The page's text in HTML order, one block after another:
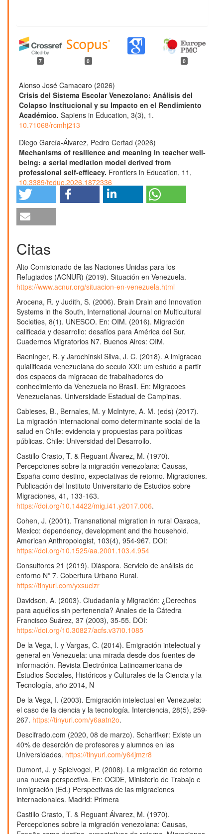
7 0 0
Alonso José Camacaro (2026)
Crisis del Sistema Escolar Venezolano: Análisis del
Colapso Institucional y su Impacto en el Rendimiento
Académico. Sapiens in Education, 3(3), 1.
10.71068/rcmhj213
Diego García-Álvarez, Pedro Certad (2026)
Mechanisms of resilience and meaning in teacher well-
being: a serial mediation model derived from
professional self-efficacy. Frontiers in Education, 11 ,
10.3389/feduc.2026.1872336
Viviana Vallejos Garcías, Lilian Castro Durán (2023)
Educación inclusiva.
Humanities Review / Revista Internacional de
Tulio Ramírez, Audy Salcedo (2025)
La falta de generación de relevo docente, un daño
colateral de la crisis venezolana.European Public &
Social Innovation Review,11,1.
Viviana Vallejos Garcías, Lilian Castro Durán (2023)
Educación inclusiva.HUMAN REVIEW. International
Humanities Review / Revista Internacional De
Humanidades,17(2),1.
10.37819/revhuman.v17i2.1560
Norka Judith Viloria Ortega (2023)
El estado de la investigación contable en Venezuela.
Cuadernos de Contabilidad, 24 ,1.
10.11144/Javeriana.cc24.eicv
Audy Salcedo, Ramón Alexander Uzcátegui Pacheco,
Mercedes Reguant Álvarez (2025)
Migración y discriminación: el caso del profesorado
10.1590/s0102-6992-20254001e52414
Citas
Alto Comisionado de las Naciones Unidas para los
Refugiados (ACNUR) (2019). Situación en Venezuela.
https://www.acnur.org/situacion-en-venezuela.html
Arocena, R. y Judith, S. (2006). Brain Drain and Innovation
Systems in the South, International Journal on Multicultural
Societies, 8(1). UNESCO. En: OIM. (2016). Migración
calificada y desarrollo: desafíos para América del Sur.
Cuadernos Migratorios N7. Buenos Aires: OIM.
Baeninger, R. y Jarochinski Silva, J. C. (2018). A imigracao
quialificada venezuelana do seculo XXI: um estudo a partir
dos espacos da migracao de trabalhadores do
conhecimiento da Venezuela no Brasil. En: Migracoes
Venezuelanas. Universidade Estadual de Campinas.
Cabieses, B., Bernales, M. y McIntyre, A. M. (eds) (2017).
La migración internacional como determinante social de la
salud en Chile: evidencia y propuestas para políticas
públicas. Chile: Universidad del Desarrollo.
Castillo Crasto, T. & Reguant Álvarez, M. (1970).
Percepciones sobre la migración venezolana: Causas,
España como destino, expectativas de retorno. Migraciones.
Publicación del Instituto Universitario de Estudios sobre
Migraciones, 41, 133-163.
https://doi.org/10.14422/mig.i41.y2017.006.
Cohen, J. (2001). Transnational migration in rural Oaxaca,
Mexico: dependency, development and the household.
American Anthropologist, 103(4), 954-967. DOI:
https://doi.org/10.1525/aa.2001.103.4.954
Consultores 21 (2019). Diáspora. Servicio de análisis de
entorno Nº 7. Cobertura Urbano Rural.
https://tinyurl.com/yxsuclzr
Davidson, A. (2003). Ciudadanía y Migración: ¿Derechos
para aquéllos sin pertenencia? Anales de la Cátedra
Francisco Suárez, 37 (2003), 35-55. DOI:
https://doi.org/10.30827/acfs.v37i0.1085
De la Vega, I. y Vargas, C. (2014). Emigración intelectual y
general en Venezuela: una mirada desde dos fuentes de
información. Revista Electrónica Latinoamericana de
Estudios Sociales, Históricos y Culturales de la Ciencia y la
Tecnología, año 2014, N
De la Vega, I. (2003). Emigración intelectual en Venezuela:
el caso de la ciencia y la tecnología. Interciencia, 28(5), 259-
267. https://tinyurl.com/y6aatn2o.
Descifrado.com (2020, 08 de marzo). Scharifker: Existe un
40% de deserción de profesores y alumnos en las
Universidades. https://tinyurl.com/y64jmzr8
Dumont, J. y Spielvogel, P. (2008). La migración de retorno
una nueva perspectiva. En: OCDE, Ministerio de Trabajo e
Inmigración (Ed.) Perspectivas de las migraciones
internacionales. Madrid: Primera
Castillo Crasto, T. & Reguant Álvarez, M. (1970).
Percepciones sobre la migración venezolana: Causas,